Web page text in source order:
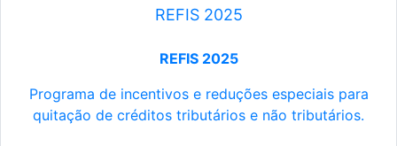
REFIS 2025
REFIS 2025
Programa de incentivos e reduções especiais para
quitação de créditos tributários e não tributários.